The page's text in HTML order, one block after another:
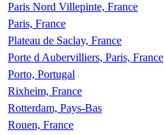
Paris Nord Villepinte, France
Paris, France
Plateau de Saclay, France
Porte d Aubervilliers, Paris, France
Porto, Portugal
Rixheim, France
Rotterdam, Pays-Bas
Rouen, France